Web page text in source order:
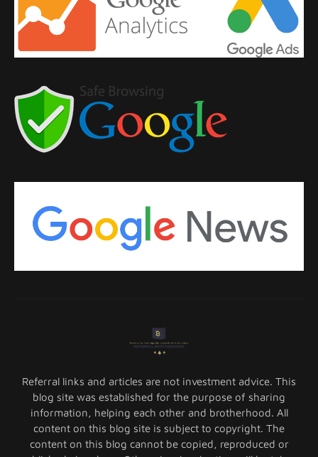
Referral links and articles are not investment advice. This
blog site was established for the purpose of sharing
information, helping each other and brotherhood. All
content on this blog site is subject to copyright. The
content on this blog cannot be copied, reproduced or